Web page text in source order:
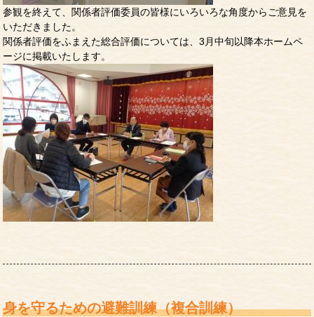
参観を終えて、関係者評価委員の皆様にいろいろな角度からご意見を
いただきました。
関係者評価をふまえた総合評価については、3月中旬以降本ホームペ
ージに掲載いたします。
身を守るための避難訓練（複合訓練）